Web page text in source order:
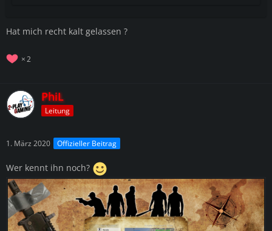
Hat mich recht kalt gelassen ?
2
PhiL
Leitung
1. März 2020 Offizieller Beitrag
Wer kennt ihn noch?